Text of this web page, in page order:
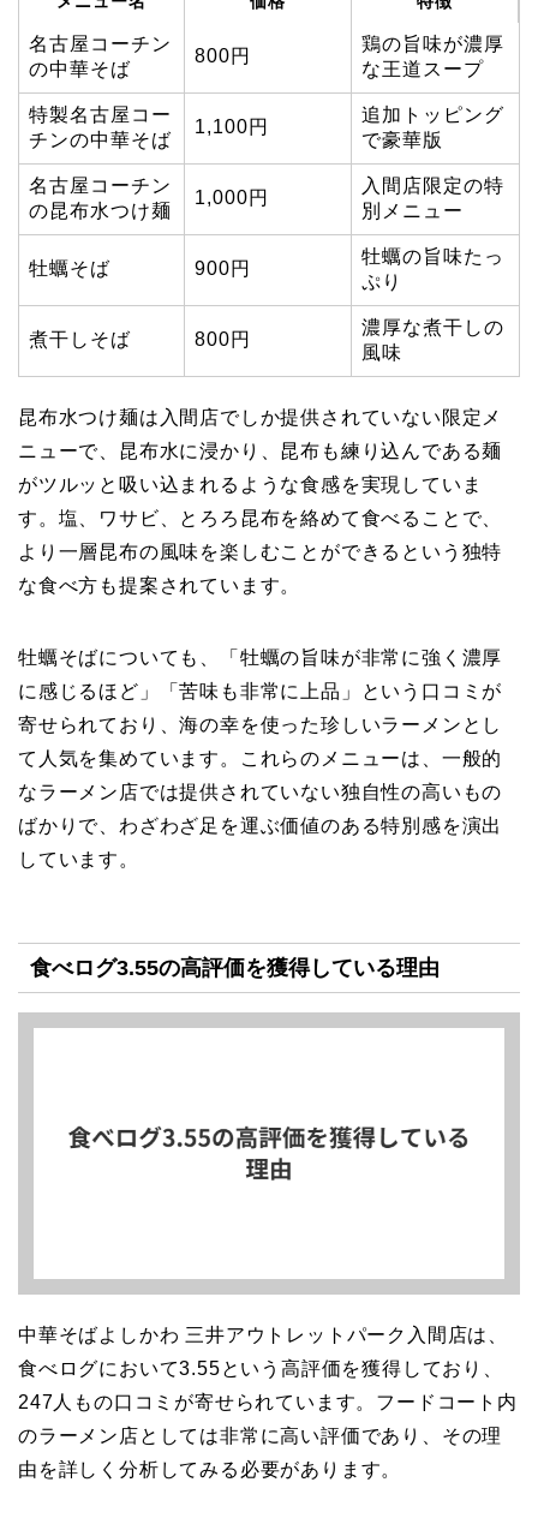
名古屋コーチン
の中華そば
800円
鶏の旨味が濃厚
な王道スープ
特製名古屋コー
チンの中華そば
1,100円
追加トッピング
で豪華版
名古屋コーチン
の昆布水つけ麺
1,000円
入間店限定の特
別メニュー
牡蠣そば 900円
牡蠣の旨味たっ
ぷり
煮干しそば 800円
濃厚な煮干しの
風味
昆布水つけ麺は入間店でしか提供されていない限定メ
ニューで、昆布水に浸かり、昆布も練り込んである麺
がツルッと吸い込まれるような食感を実現していま
す。塩、ワサビ、とろろ昆布を絡めて食べることで、
より一層昆布の風味を楽しむことができるという独特
な食べ方も提案されています。
牡蠣そばについても、「牡蠣の旨味が非常に強く濃厚
に感じるほど」「苦味も非常に上品」という口コミが
寄せられており、海の幸を使った珍しいラーメンとし
て人気を集めています。これらのメニューは、一般的
なラーメン店では提供されていない独自性の高いもの
ばかりで、わざわざ足を運ぶ価値のある特別感を演出
しています。
食べログ3.55の高評価を獲得している理由
中華そばよしかわ 三井アウトレットパーク入間店は、
食べログにおいて3.55という高評価を獲得しており、
247人もの口コミが寄せられています。フードコート内
のラーメン店としては非常に高い評価であり、その理
由を詳しく分析してみる必要があります。